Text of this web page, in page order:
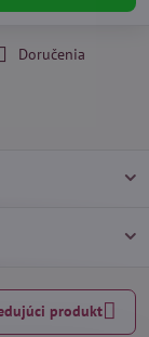
Doručenia
produkt